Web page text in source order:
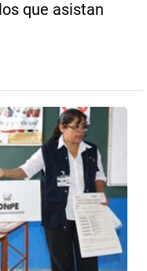
que asistan